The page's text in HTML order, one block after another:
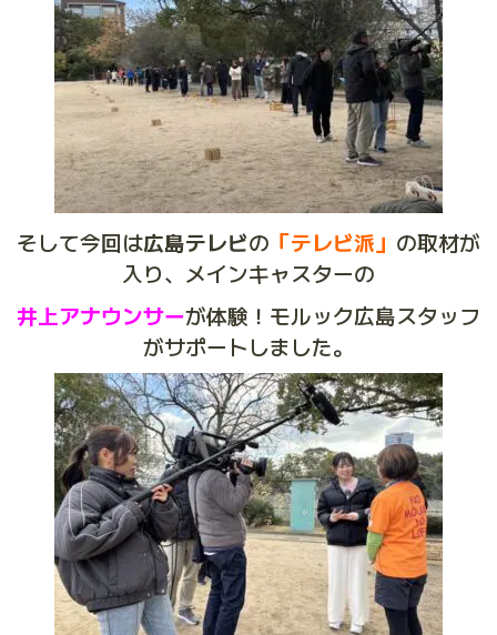
そして今回は広島テレビの 「テレビ派」 の取材が
入り、メインキャスターの
井上アナウンサーが体験！モルック広島スタッフ
がサポートしました。